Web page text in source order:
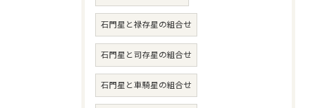
石門星と禄存星の組合せ
石門星と司存星の組合せ
石門星と車騎星の組合せ